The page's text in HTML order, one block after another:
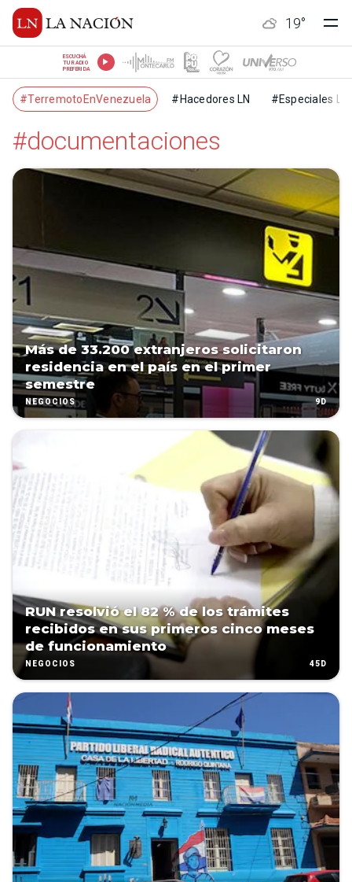
19°
ESCUCHÁ
TU RADIO
PREFERIDA
#TerremotoEnVenezuela #Hacedores LN #Especiales LN
#documentaciones
Más de 33.200 extranjeros solicitaron
residencia en el país en el primer
semestre
NEGOCIOS 9D
RUN resolvió el 82 % de los trámites
recibidos en sus primeros cinco meses
de funcionamiento
NEGOCIOS 45D